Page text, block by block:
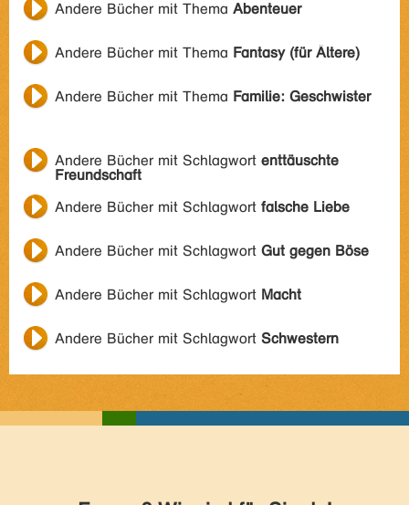
Andere Bücher mit Thema Abenteuer
Andere Bücher mit Thema Fantasy (für Ältere)
Andere Bücher mit Thema Familie: Geschwister
Andere Bücher mit Schlagwort enttäuschte
Freundschaft
Andere Bücher mit Schlagwort falsche Liebe
Andere Bücher mit Schlagwort Gut gegen Böse
Andere Bücher mit Schlagwort Macht
Andere Bücher mit Schlagwort Schwestern